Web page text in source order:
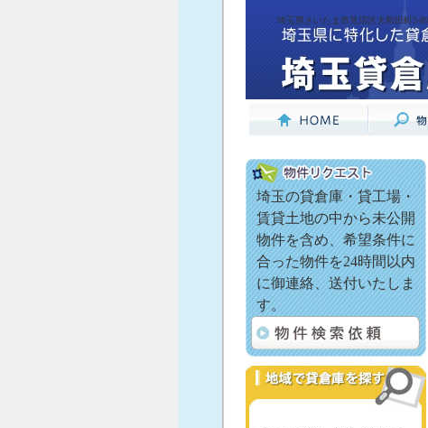
埼玉県さいたま市見沼区大和田町2-
埼玉の貸倉庫・貸工場・
賃貸土地の中から未公開
物件を含め、希望条件に
合った物件を24時間以内
に御連絡、送付いたしま
す。